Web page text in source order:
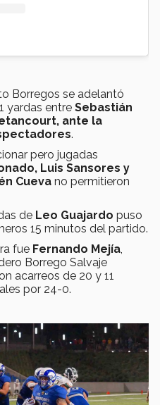
Borregos se adelantó
yardas entre Sebastián
ante la
.
pero jugadas
Luis Sansores y
Cueva no permitieron
de Leo Guajardo puso
15 minutos del partido.
fue Fernando Mejía,
Borrego Salvaje
acarreos de 20 y 11
por 24-0.